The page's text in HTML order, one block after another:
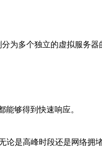
为多个独立的虚拟服务
够得到快速响应。
是高峰时段还是网络拥